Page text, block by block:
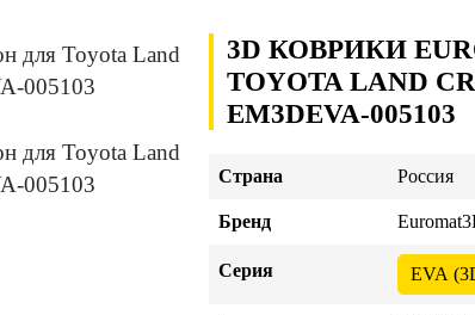
3D КОВРИКИ
TOYOTA LAND
EM3DEVA-005103
Страна Россия
Бренд
Серия EVA